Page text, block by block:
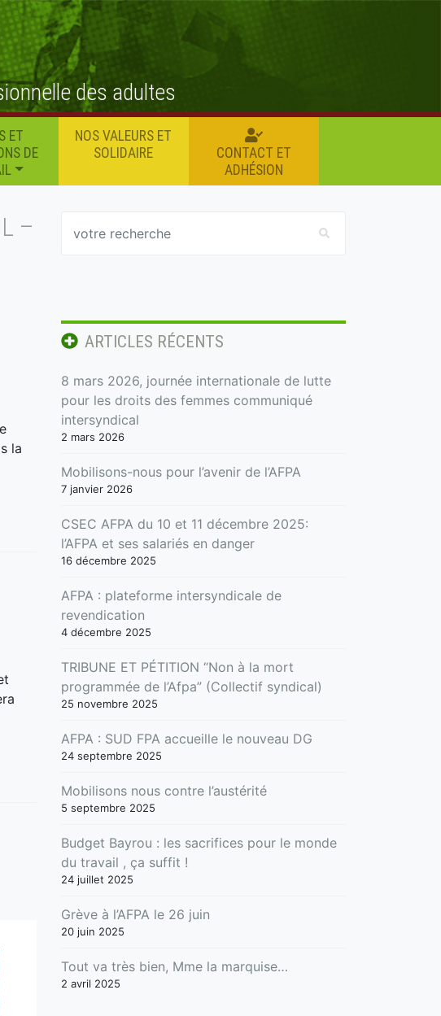
des adultes
ET
DE
NOS VALEURS ET
SOLIDAIRE
CONTACT ET
ADHÉSION
–
la
ARTICLES RÉCENTS
8 mars 2026, journée internationale de lutte
pour les droits des femmes communiqué
intersyndical
2 mars 2026
Mobilisons-nous pour l’avenir de l’AFPA
7 janvier 2026
CSEC AFPA du 10 et 11 décembre 2025:
l’AFPA et ses salariés en danger
16 décembre 2025
AFPA : plateforme intersyndicale de
revendication
4 décembre 2025
TRIBUNE ET PÉTITION “Non à la mort
programmée de l’Afpa” (Collectif syndical)
25 novembre 2025
AFPA : SUD FPA accueille le nouveau DG
24 septembre 2025
Mobilisons nous contre l’austérité
5 septembre 2025
Budget Bayrou : les sacrifices pour le monde
du travail , ça suffit !
24 juillet 2025
Grève à l’AFPA le 26 juin
20 juin 2025
Tout va très bien, Mme la marquise…
2 avril 2025